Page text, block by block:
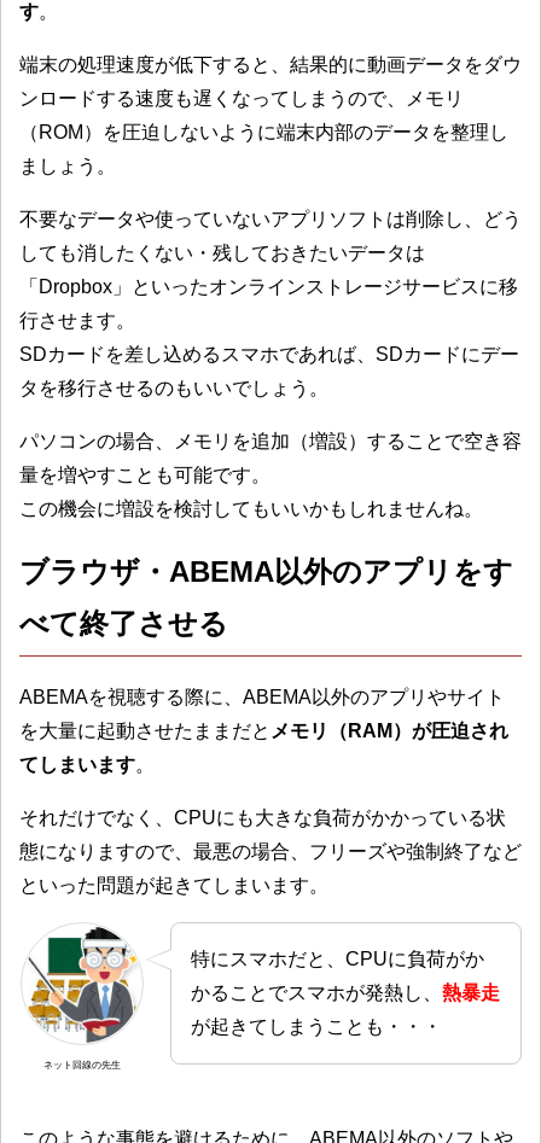
す。
端末の処理速度が低下すると、結果的に動画データをダウ
ンロードする速度も遅くなってしまうので、メモリ
（ROM）を圧迫しないように端末内部のデータを整理し
ましょう。
不要なデータや使っていないアプリソフトは削除し、どう
しても消したくない・残しておきたいデータは
「Dropbox」といったオンラインストレージサービスに移
行させます。
SDカードを差し込めるスマホであれば、SDカードにデー
タを移行させるのもいいでしょう。
パソコンの場合、メモリを追加（増設）することで空き容
量を増やすことも可能です。
この機会に増設を検討してもいいかもしれませんね。
ブラウザ・ABEMA以外のアプリをす
べて終了させる
ABEMAを視聴する際に、ABEMA以外のアプリやサイト
を大量に起動させたままだと メモリ（RAM）が圧迫され
てしまいます。
それだけでなく、CPUにも大きな負荷がかかっている状
態になりますので、最悪の場合、フリーズや強制終了など
といった問題が起きてしまいます。
ネット回線の先生
特にスマホだと、CPUに負荷がか
かることでスマホが発熱し、 熱暴走
が起きてしまうことも・・・
このような事態を避けるために、ABEMA以外のソフトや